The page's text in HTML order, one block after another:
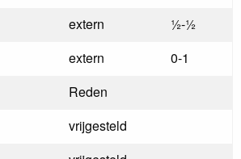
extern
½-½
extern
0-1
Reden
vrijgesteld